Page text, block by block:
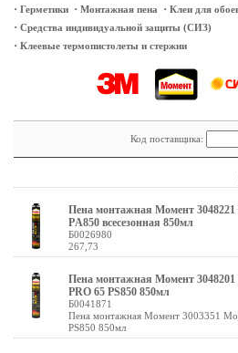
· Герметики · Монтажная пена · Клеи для
· Средства индивидуальной защиты (СИЗ)
· Клеевые термопистолеты и стержни
Код поставщика:
Пена монтажная Момент 3048221
PА850 всесезонная 850мл
Б0026980
267,73
Пена монтажная Момент
PRO 65 PS850 850мл
Б0041871
Пена монтажная Момент 3003351
PS850 850мл